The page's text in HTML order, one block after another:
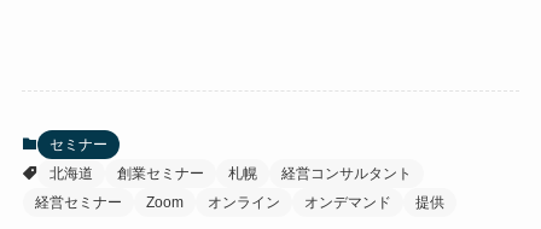
セミナー
北海道
創業セミナー 札幌
経営コンサルタント
経営セミナー
Zoom オンライン オンデマンド 提供